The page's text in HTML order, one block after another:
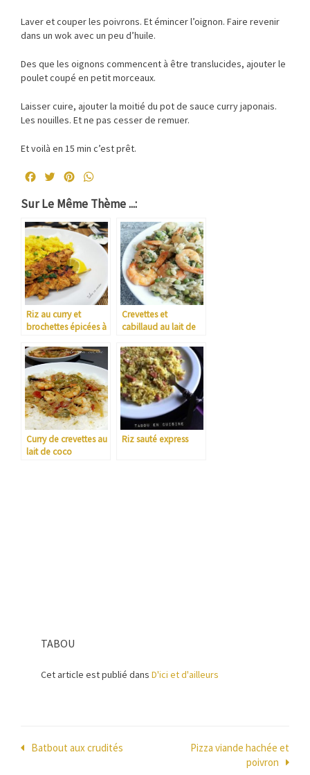
Laver et couper les poivrons. Et émincer l’oignon. Faire revenir
dans un wok avec un peu d’huile.
Des que les oignons commencent à être translucides, ajouter le
poulet coupé en petit morceaux.
Laisser cuire, ajouter la moitié du pot de sauce curry japonais.
Les nouilles. Et ne pas cesser de remuer.
Et voilà en 15 min c’est prêt.
FacebookTwitterPinterest
Sur Le Même Thème ...:
Riz au curry et
brochettes épicées à
Crevettes et
cabillaud au lait de
Curry de crevettes au
lait de coco
Riz sauté express
TABOU
Cet article est publié dans D'ici et d'ailleurs
Navigation
Batbout aux crudités
Pizza viande hachée et
poivron